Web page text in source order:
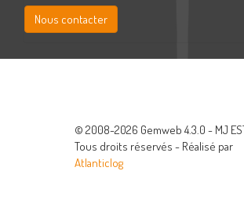
Nous contacter
© 2008-2026 Gemweb 4.3.0 - MJ
Tous droits réservés - Réalisé par
Atlanticlog